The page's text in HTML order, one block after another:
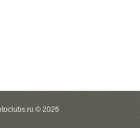
© 2026